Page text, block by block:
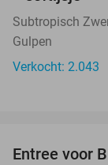
Subtropisch
Gulpen
Verkocht: 2.043
Entree voor